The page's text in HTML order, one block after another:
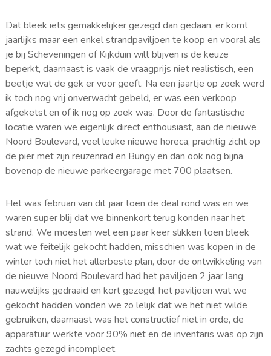
Dat bleek iets gemakkelijker gezegd dan gedaan, er komt
jaarlijks maar een enkel strandpaviljoen te koop en vooral als
je bij Scheveningen of Kijkduin wilt blijven is de keuze
beperkt, daarnaast is vaak de vraagprijs niet realistisch, een
beetje wat de gek er voor geeft. Na een jaartje op zoek werd
ik toch nog vrij onverwacht gebeld, er was een verkoop
afgeketst en of ik nog op zoek was. Door de fantastische
locatie waren we eigenlijk direct enthousiast, aan de nieuwe
Noord Boulevard, veel leuke nieuwe horeca, prachtig zicht op
de pier met zijn reuzenrad en Bungy en dan ook nog bijna
bovenop de nieuwe parkeergarage met 700 plaatsen.
Het was februari van dit jaar toen de deal rond was en we
waren super blij dat we binnenkort terug konden naar het
strand. We moesten wel een paar keer slikken toen bleek
wat we feitelijk gekocht hadden, misschien was kopen in de
winter toch niet het allerbeste plan, door de ontwikkeling van
de nieuwe Noord Boulevard had het paviljoen 2 jaar lang
nauwelijks gedraaid en kort gezegd, het paviljoen wat we
gekocht hadden vonden we zo lelijk dat we het niet wilde
gebruiken, daarnaast was het constructief niet in orde, de
apparatuur werkte voor 90% niet en de inventaris was op zijn
zachts gezegd incompleet.